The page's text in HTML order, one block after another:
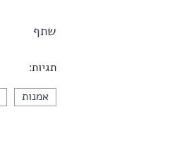
שתף
תגיות:
אמנות